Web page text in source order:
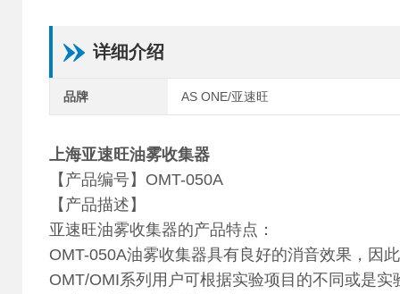
详细介绍
品牌 AS ONE/亚速旺
上海亚速旺油雾收集器
【产品编号】OMT-050A
【产品描述】
亚速旺油雾收集器的产品特点：
OMT-050A油雾收集器具有良好的消音效果，因
OMT/OMI系列用户可根据实验项目的不同或是